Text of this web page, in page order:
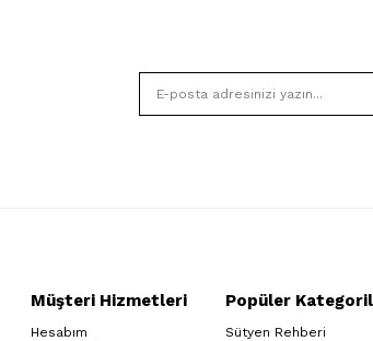
Müşteri Hizmetleri
Hesabım
Popüler
Sütyen Rehberi